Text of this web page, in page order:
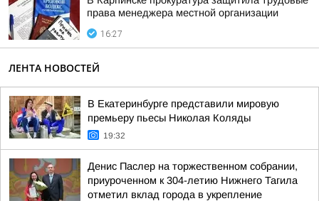
права менеджера местной организации
16:27
ЛЕНТА НОВОСТЕЙ
В Екатеринбурге представили мировую
премьеру пьесы Николая Коляды
19:32
Денис Паслер на торжественном собрании,
приуроченном к 304-летию Нижнего Тагила
отметил вклад города в укрепление